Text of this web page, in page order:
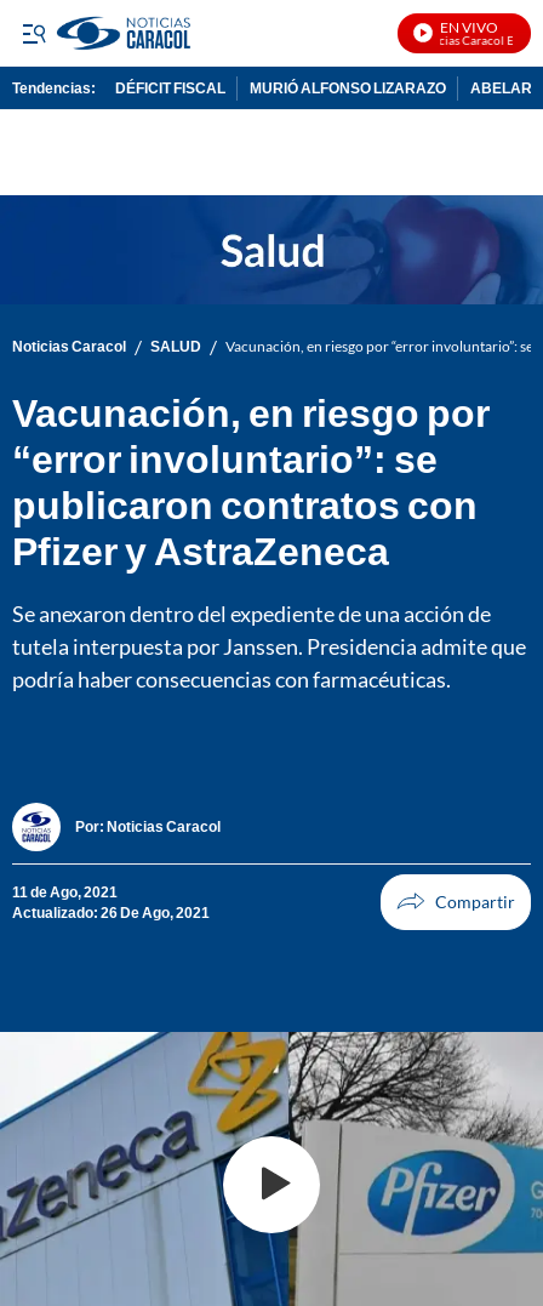
EN VIVO
Noticias Caracol En Vivo
Tendencias: DÉFICIT FISCAL MURIÓ ALFONSO LIZARAZO
Noticias Caracol / SALUD / Vacunación, en riesgo por “error involuntario”:
Vacunación, en riesgo por
“error involuntario”: se
publicaron contratos con
Pfizer y AstraZeneca
Se anexaron dentro del expediente de una acción de
tutela interpuesta por Janssen. Presidencia admite que
podría haber consecuencias con farmacéuticas.
Por: Noticias Caracol
11 de Ago, 2021
Actualizado: 26 De Ago, 2021